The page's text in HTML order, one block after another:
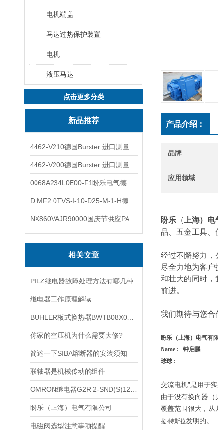
电机端盖
马达过热保护装置
电机
液压马达
点击更多分类
新品推荐
相关文章
PILZ继电器故障处理方法有哪几种
继电器工作原理解读
你家的空压机为什么需要大修?
简述一下SIBA熔断器的安装须知
联轴器是机械传动的组件
盼乐（上海）电气有限公司
电磁阀选型注意事项提醒
产品介绍：
品牌
应用领域
盼乐（上海）电
品、五金工具、
经过不懈努力，
尽全力地为客
和壮大的同时，
前进。
我们期待与您合
盼乐（上海）电气有
Name : 钟启鹏
球球 :
交流电机”是用于
由于没有换向器（
覆盖范围很大，从
拉·特斯拉发明的。